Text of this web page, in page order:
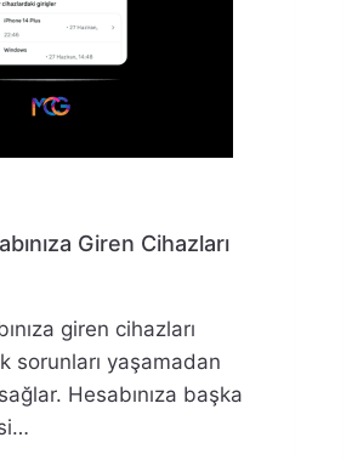
Giren Cihazları
giren cihazları
sorunları yaşamadan
Hesabınıza başka